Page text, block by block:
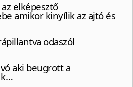
elképesztő
amikor kinyílik az ajtó és
odaszól
aki beugrott a